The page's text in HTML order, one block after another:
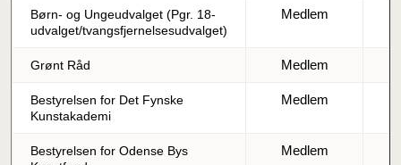
Børn- og Ungeudvalget (Pgr. 18-
udvalget/tvangsfjernelsesudvalget)
Medlem
Grønt Råd Medlem
Bestyrelsen for Det Fynske
Kunstakademi
Medlem
Bestyrelsen for Odense Bys
Medlem